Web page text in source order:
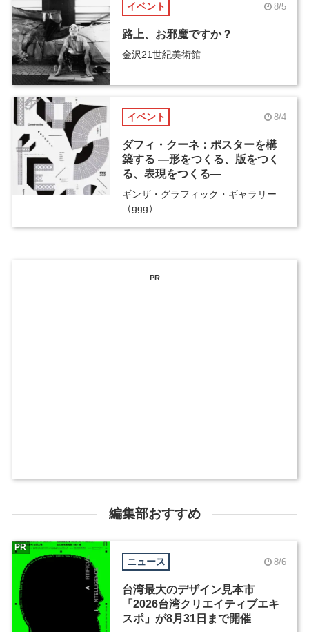
イベント 8/5
路上、お邪魔ですか？
金沢21世紀美術館
イベント 8/4
ダフィ・クーネ：ポスターを構
築する ―形をつくる、版をつく
る、表現をつくる―
ギンザ・グラフィック・ギャラリー
（ggg）
PR
編集部おすすめ
ニュース 8/6
台湾最大のデザイン見本市
「2026台湾クリエイティブエキ
スポ」が8月31日まで開催
PR